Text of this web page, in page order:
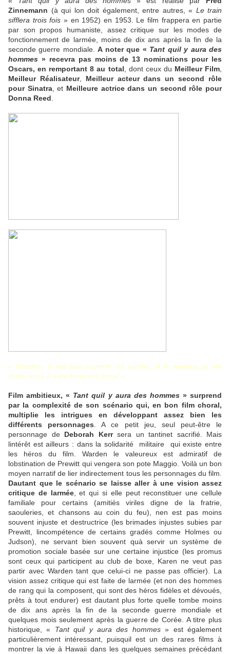
Zinnemann (à qui lon doit également, entre autres, « Le train
sifflera trois fois » en 1952) en 1953. Le film frappera en partie
par son propos humaniste, assez critique sur les modes de
fonctionnement de larmée, moins de dix ans après la fin de la
seconde guerre mondiale.A noter que « Tant quil y aura des
hommes » recevra pas moins de 13 nominations pour les
Oscars, en remportant 8 au total , dont ceux du Meilleur Film
Meilleur Réalisateur, Meilleur acteur dans un second rôle
pour Sinatra, et Meilleure actrice dans un second rôle pour
Donna Reed
« Warden, il est pas comme les autres. Il te mènera la vie
dure, mais il sera toujours loyal »
Film ambitieux, « Tant quil y aura des hommes» surprend
par la complexité de son scénario qui, en bon film choral,
multiplie les intrigues en développant assez bien les
différents personnages . A ce petit jeu, seul peut-être le
personnage de Deborah Kerrsera un tantinet sacrifié. Mais
lintérêt est ailleurs : dans la solidarité  militaire  qui existe entre
les héros du film. Warden le valeureux est admiratif de
lobstination de Prewitt qui vengera son pote Maggio. Voilà un bon
moyen narratif de lier indirectement tous les personnages du film.
Dautant que le scénario se laisse aller à une vision assez
critique de larmée, et qui si elle peut reconstituer une cellule
familiale pour certains (amitiés viriles digne de la fratrie,
saouleries, et chansons au coin du feu), nen est pas moins
souvent injuste et destructrice (les brimades injustes subies par
Prewitt, lincompétence de certains gradés comme Holmes ou
Judson), ne servant bien souvent quà servir un système de
promotion sociale basée sur une certaine injustice (les promus
sont ceux qui participent au club de boxe, Karen ne veut pas
partir avec Warden tant que celui-ci ne passe pas officier). La
vision assez critique qui est faite de larmée (et non des hommes
de rang qui la composent, qui sont des héros fidèles et dévoués,
prêts à tout endurer) est dautant plus forte quelle tombe moins
de dix ans après la fin de la seconde guerre mondiale et
quelques mois seulement après la guerre de Corée. A titre plus
historique, « Tant quil y aura des hommes» est également
particulièrement intéressant, puisquil est un des rares films à
montrer la vie à Hawaii dans les quelques semaines précédant